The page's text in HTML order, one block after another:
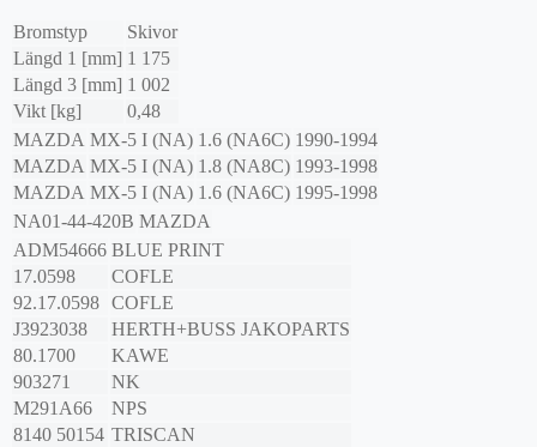
Bromstyp
Skivor
Längd 1 [mm] 1 175
Längd 3 [mm] 1 002
Vikt [kg]
0,48
MAZDA MX-5 I (NA) 1.6 (NA6C) 1990-1994
MAZDA MX-5 I (NA) 1.8 (NA8C) 1993-1998
MAZDA MX-5 I (NA) 1.6 (NA6C) 1995-1998
NA01-44-420B MAZDA
ADM54666 BLUE PRINT
17.0598
COFLE
92.17.0598 COFLE
J3923038
HERTH+BUSS JAKOPARTS
80.1700
KAWE
903271
NK
M291A66
NPS
8140 50154 TRISCAN